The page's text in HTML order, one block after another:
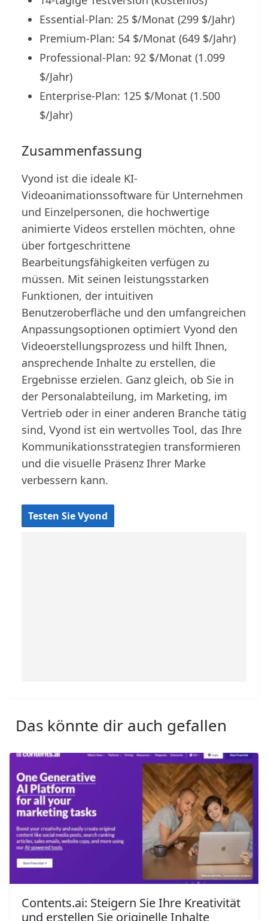
Essential-Plan: 25 $/Monat (299 $/Jahr)
Premium-Plan: 54 $/Monat (649 $/Jahr)
Professional-Plan: 92 $/Monat (1.099
$/Jahr)
Enterprise-Plan: 125 $/Monat (1.500
$/Jahr)
Zusammenfassung
Vyond ist die ideale KI-
Videoanimationssoftware für Unternehmen
und Einzelpersonen, die hochwertige
animierte Videos erstellen möchten, ohne
über fortgeschrittene
Bearbeitungsfähigkeiten verfügen zu
müssen. Mit seinen leistungsstarken
Funktionen, der intuitiven
Benutzeroberfläche und den umfangreichen
Anpassungsoptionen optimiert Vyond den
Videoerstellungsprozess und hilft Ihnen,
ansprechende Inhalte zu erstellen, die
Ergebnisse erzielen. Ganz gleich, ob Sie in
der Personalabteilung, im Marketing, im
Vertrieb oder in einer anderen Branche tätig
sind, Vyond ist ein wertvolles Tool, das Ihre
Kommunikationsstrategien transformieren
und die visuelle Präsenz Ihrer Marke
verbessern kann.
Testen Sie Vyond
Das könnte dir auch gefallen
Contents.ai: Steigern Sie Ihre Kreativität
und erstellen Sie originelle Inhalte